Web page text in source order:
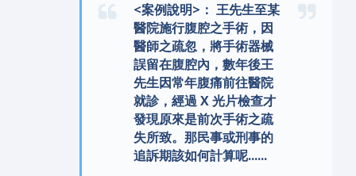
<案例說明>： 王先生至某
醫院施行腹腔之手術，因
醫師之疏忽，將手術器械
誤留在腹腔內，數年後王
先生因常年腹痛前往醫院
就診，經過 X 光片檢查才
發現原來是前次手術之疏
失所致。那民事或刑事的
追訴期該如何計算呢......